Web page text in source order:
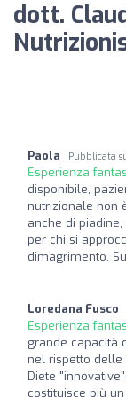
dott.
Paola Pubblicata
Esperienza
disponibile,
nutrizionale non
anche di
per chi si
dimagrimento.
Loredana Fusco
Esperienza
grande capacità
nel rispetto delle
Diete
costituisce più